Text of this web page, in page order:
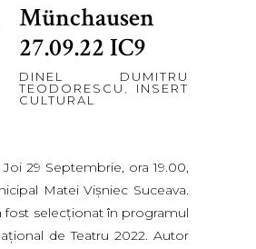
Münchausen
27.09.22 IC9
DINEL DUMITRU
TEODORESCU , INSERT
CULTURAL
29 Septembrie, ora 19.00,
Matei Vişniec Suceava.
fost selecţionat în programul
de Teatru 2022. Autor